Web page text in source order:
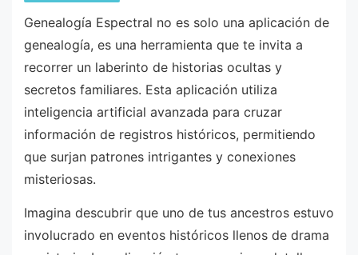
Genealogía Espectral no es solo una aplicación de
genealogía, es una herramienta que te invita a
recorrer un laberinto de historias ocultas y
secretos familiares. Esta aplicación utiliza
inteligencia artificial avanzada para cruzar
información de registros históricos, permitiendo
que surjan patrones intrigantes y conexiones
misteriosas.
Imagina descubrir que uno de tus ancestros estuvo
involucrado en eventos históricos llenos de drama